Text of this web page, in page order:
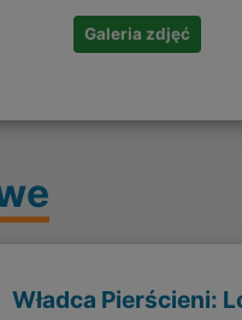
Galeria zdjęć
Władca Pierścieni: